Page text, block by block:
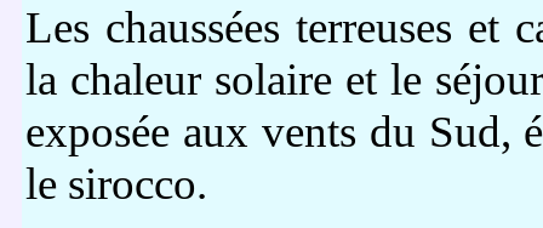
Les chaussées terreuses et
la chaleur solaire et le
exposée aux vents du Sud,
le sirocco.